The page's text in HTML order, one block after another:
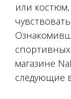
или
магазине
следующие